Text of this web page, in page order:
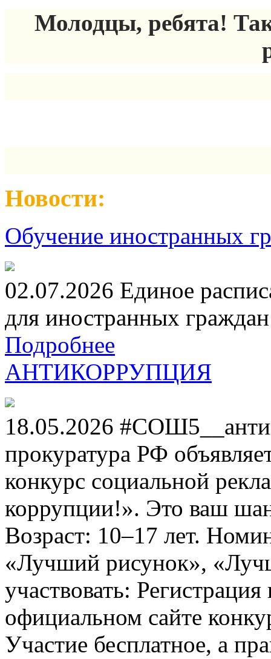
Молодцы, ребята!
Новости:
Обучение иностранных
02.07.2026 Единое
для иностранных
Подробнее
АНТИКОРРУПЦИЯ
18.05.2026
прокуратура РФ
конкурс социальной
коррупции!». Это ваш
Возраст: 10–17 лет.
«Лучший рисунок»,
участвовать:
официальном сайте
Участие бесплатное, а